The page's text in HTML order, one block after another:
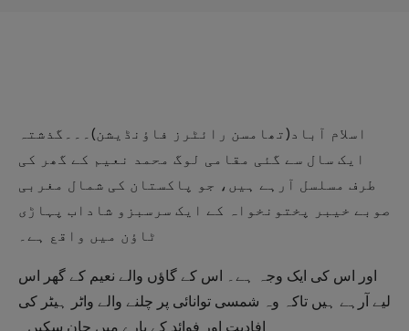
اسلام آباد(تھامسن رائٹرز فاؤنڈیشن)۔۔۔گذشتہ
ایک سال سے گئی مقامی لوگ محمد نعیم کے گھر کی
طرف مسلسل آرہے ہیں، جو پاکستان کی شمال مغربی
صوبے خیبر پختونخواہ کے ایک سرسبزو شاداب پہاڑی
ٹاؤن میں واقع ہے۔
اور اس کی ایک وجہ ہے۔ اس کے گاؤں والے نعیم کے گھر اس
لیے آرہے ہیں تاکہ وہ شمسی توانائی پر چلنے والے واٹر ہیٹر کی
افادیت اور فوائد کے بارے میں جان سکیں۔